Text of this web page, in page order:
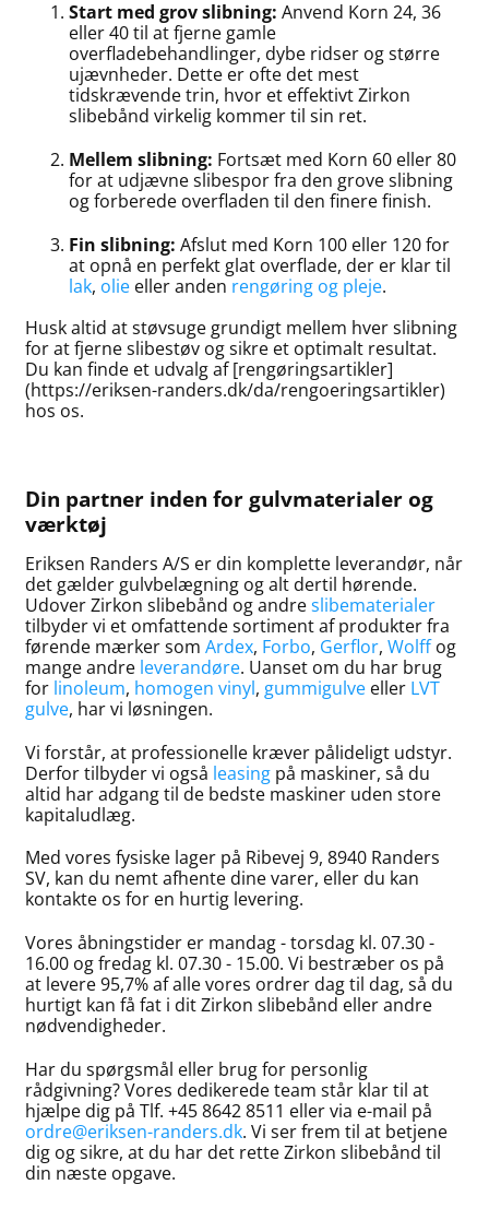
Start med grov slibning: Anvend Korn 24, 36
eller 40 til at fjerne gamle
overfladebehandlinger, dybe ridser og større
ujævnheder. Dette er ofte det mest
tidskrævende trin, hvor et effektivt Zirkon
slibebånd virkelig kommer til sin ret.
Mellem slibning: Fortsæt med Korn 60 eller 80
for at udjævne slibespor fra den grove slibning
og forberede overfladen til den finere finish.
Fin slibning: Afslut med Korn 100 eller 120 for
at opnå en perfekt glat overflade, der er klar til
lak, olie eller anden rengøring og pleje.
Husk altid at støvsuge grundigt mellem hver slibning
for at fjerne slibestøv og sikre et optimalt resultat.
Du kan finde et udvalg af [rengøringsartikler]
(https://eriksen-randers.dk/da/rengoeringsartikler)
hos os.
Din partner inden for gulvmaterialer og
værktøj
Eriksen Randers A/S er din komplette leverandør, når
det gælder gulvbelægning og alt dertil hørende.
Udover Zirkon slibebånd og andreslibematerialer
tilbyder vi et omfattende sortiment af produkter fra
førende mærker som Ardex, Forbo, Gerflor, Wolffog
mange andre leverandøre. Uanset om du har brug
for linoleum, homogen vinyl, gummigulve eller LVT
gulve, har vi løsningen.
Vi forstår, at professionelle kræver pålideligt udstyr.
Derfor tilbyder vi også leasing på maskiner, så du
altid har adgang til de bedste maskiner uden store
kapitaludlæg.
Med vores fysiske lager på Ribevej 9, 8940 Randers
SV, kan du nemt afhente dine varer, eller du kan
kontakte os for en hurtig levering.
Vores åbningstider er mandag - torsdag kl. 07.30 -
16.00 og fredag kl. 07.30 - 15.00. Vi bestræber os på
at levere 95,7% af alle vores ordrer dag til dag, så du
hurtigt kan få fat i dit Zirkon slibebånd eller andre
nødvendigheder.
Har du spørgsmål eller brug for personlig
rådgivning? Vores dedikerede team står klar til at
hjælpe dig på Tlf. +45 8642 8511 eller via e-mail på
ordre@eriksen-randers.dk. Vi ser frem til at betjene
dig og sikre, at du har det rette Zirkon slibebånd til
din næste opgave.